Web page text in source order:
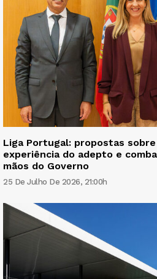
Liga Portugal: propostas
experiência do adepto e
mãos do Governo
25 De Julho De 2026, 21:00h